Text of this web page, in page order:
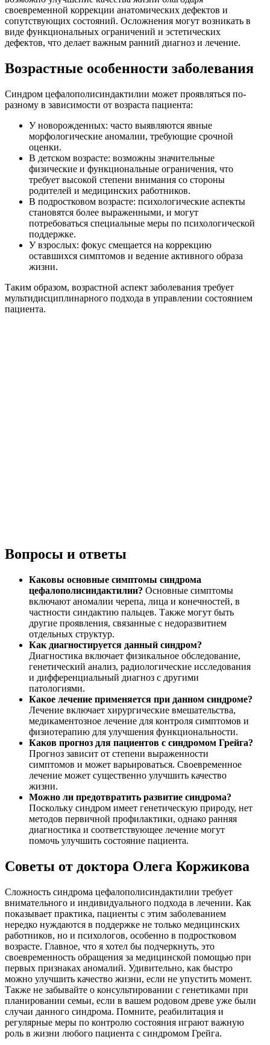
своевременной коррекции анатомических дефектов и
сопутствующих состояний. Осложнения могут возникать в
виде функциональных ограничений и эстетических
дефектов, что делает важным ранний диагноз и лечение.
Возрастные особенности заболевания
Синдром цефалополисиндактилии может проявляться по-
разному в зависимости от возраста пациента:
У новорожденных: часто выявляются явные
морфологические аномалии, требующие срочной
оценки.
В детском возрасте: возможны значительные
физические и функциональные ограничения, что
требует высокой степени внимания со стороны
родителей и медицинских работников.
В подростковом возрасте: психологические аспекты
становятся более выраженными, и могут
потребоваться специальные меры по психологической
поддержке.
У взрослых: фокус смещается на коррекцию
оставшихся симптомов и ведение активного образа
жизни.
Таким образом, возрастной аспект заболевания требует
мультидисциплинарного подхода в управлении состоянием
пациента.
Вопросы и ответы
Каковы основные симптомы синдрома
цефалополисиндактилии? Основные симптомы
включают аномалии черепа, лица и конечностей, в
частности синдактию пальцев. Также могут быть
другие проявления, связанные с недоразвитием
отдельных структур.
Как диагностируется данный синдром?
Диагностика включает физикальное обследование,
генетический анализ, радиологические исследования
и дифференциальный диагноз с другими
патологиями.
Какое лечение применяется при данном синдроме?
Лечение включает хирургические вмешательства,
медикаментозное лечение для контроля симптомов и
физиотерапию для улучшения функциональности.
Каков прогноз для пациентов с синдромом Грейга?
Прогноз зависит от степени выраженности
симптомов и может варьироваться. Своевременное
лечение может существенно улучшить качество
жизни.
Можно ли предотвратить развитие синдрома?
Поскольку синдром имеет генетическую природу, нет
методов первичной профилактики, однако ранняя
диагностика и соответствующее лечение могут
помочь улучшить состояние пациента.
Советы от доктора Олега Коржикова
Сложность синдрома цефалополисиндактилии требует
внимательного и индивидуального подхода в лечении. Как
показывает практика, пациенты с этим заболеванием
нередко нуждаются в поддержке не только медицинских
работников, но и психологов, особенно в подростковом
возрасте. Главное, что я хотел бы подчеркнуть, это
своевременность обращения за медицинской помощью при
первых признаках аномалий. Удивительно, как быстро
можно улучшить качество жизни, если не упустить момент.
Также не забывайте о консультировании с генетиками при
планировании семьи, если в вашем родовом древе уже были
случаи данного синдрома. Помните, реабилитация и
регулярные меры по контролю состояния играют важную
роль в жизни любого пациента с синдромом Грейга.